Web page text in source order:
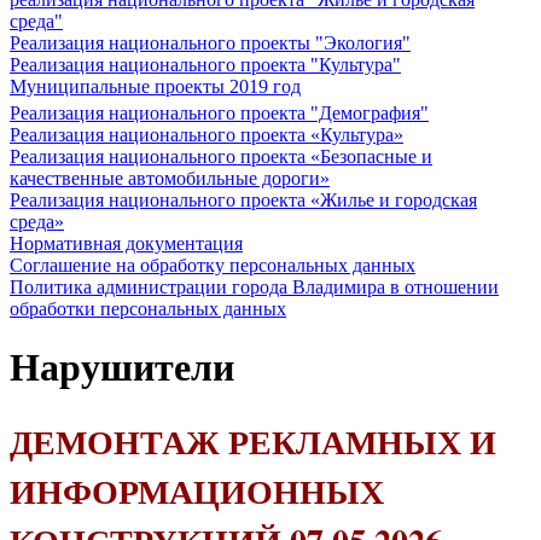
среда"
Реализация национального проекты "Экология"
Реализация национального проекта "Культура"
Муниципальные проекты 2019 год
Реализация национального проекта "Демография"
Реализация национального проекта «Культура»
Реализация национального проекта «Безопасные и
качественные автомобильные дороги»
Реализация национального проекта «Жилье и городская
среда»
Нормативная документация
Соглашение на обработку персональных данных
Политика администрации города Владимира в отношении
обработки персональных данных
Нарушители
ДЕМОНТАЖ РЕКЛАМНЫХ И
ИНФОРМАЦИОННЫХ